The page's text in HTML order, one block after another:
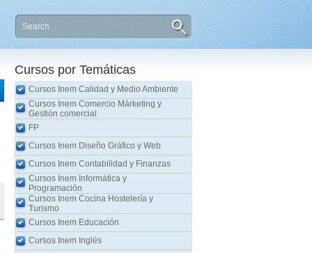
Cursos por Temáticas
Cursos Inem Calidad y Medio Ambiente
Cursos Inem Comercio Márketing y
Gestión comercial
FP
Cursos Inem Diseño Gráfico y Web
Cursos Inem Contabilidad y Finanzas
Cursos Inem Informática y
Programación
Cursos Inem Cocina Hostelería y
Turismo
Cursos Inem Educación
Cursos Inem Inglés